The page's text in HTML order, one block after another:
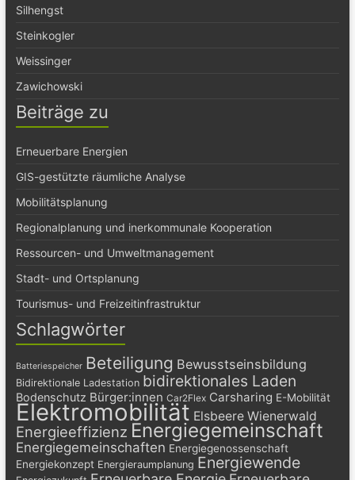
Silhengst
Steinkogler
Weissinger
Zawichowski
Beiträge zu
Erneuerbare Energien
GIS-gestützte räumliche Analyse
Mobilitätsplanung
Regionalplanung und inerkommunale Kooperation
Ressourcen- und Umweltmanagement
Stadt- und Ortsplanung
Tourismus- und Freizeitinfrastruktur
Schlagwörter
Batteriespeicher Beteiligung Bewusstseinsbildung
Bidirektionale Ladestation bidirektionales Laden
Bodenschutz Bürger:innen Car2Flex Carsharing E-Mobilität
Elektromobilität Elsbeere Wienerwald
Energieeffizienz Energiegemeinschaft
Energiegemeinschaften Energiegenossenschaft
Energiekonzept Energieraumplanung Energiewende